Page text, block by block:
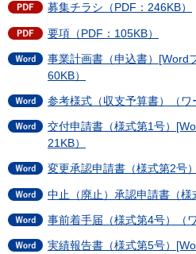
募集チラシ（PDF：246KB）
要項（PDF：105KB）
事業計画書（申込書）[Word
60KB）
参考様式（収支予算書）（ワ
交付申請書（様式第1号）
21KB）
変更承認申請書（様式第2号
中止（廃止）承認申請書（様
事前着手届（様式第4号）（
実績報告書（様式第5号）